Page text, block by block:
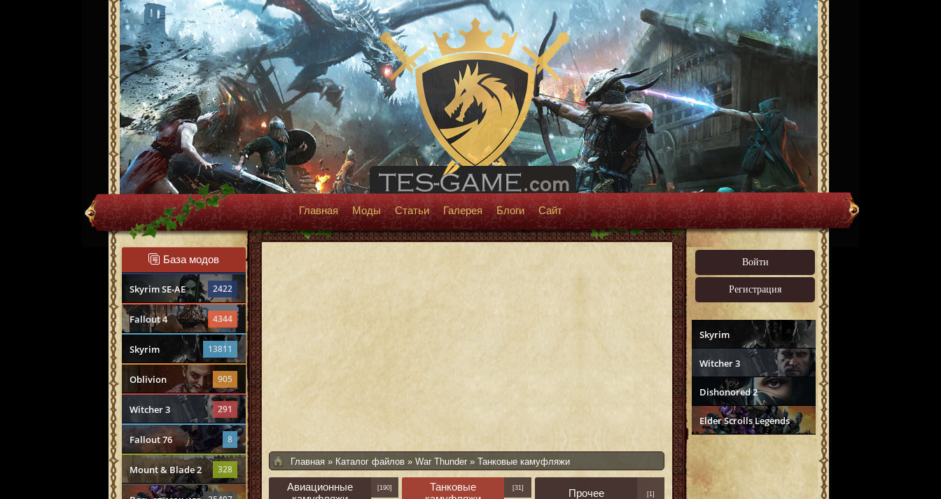
Главная Моды Статьи Галерея Блоги Сайт
База модов
Skyrim SE-AE 2422
Fallout 4 4344
Skyrim 13811
Oblivion 905
Witcher 3 291
Fallout 76 8
Mount & Blade 2 328
Войти
Регистрация
Skyrim
Witcher 3
Dishonored 2
Elder Scrolls Legends
Главная » Каталог файлов » War Thunder » Танковые камуфляжи
Авиационные
[190]
Танковые
[31] Прочее [1]